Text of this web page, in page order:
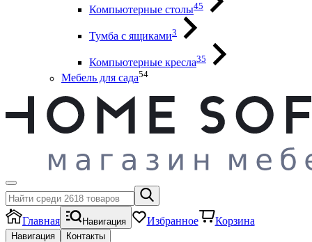
Компьютерные столы45
Тумба с ящиками3
Компьютерные кресла35
Мебель для сада54
Главная Навигация Избранное Корзина
Навигация Контакты